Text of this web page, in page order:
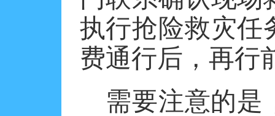
执行抢险救灾任
费通行后，再行
需要注意的是